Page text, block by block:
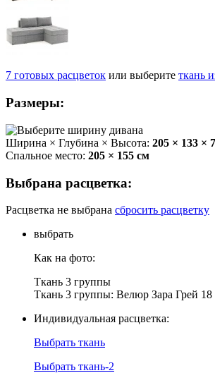
7 готовых расцветок или выберите ткань
Размеры:
Ширина × Глубина × Высота: 205 × 133 ×
Спальное место: 205 × 155 см
Выбрана расцветка:
Расцветка не выбрана сбросить расцветку
выбрать
Как на фото:
Ткань 3 группы
Ткань 3 группы: Велюр Зара Грей 18
Индивидуальная расцветка:
Выбрать ткань
Выбрать ткань-2